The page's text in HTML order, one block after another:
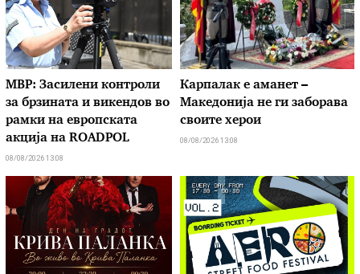
МВР: Засилени контроли
за брзината и викендов во
рамки на европската
акција на ROADPOL
08/08/2026 13:08
Карпалак е аманет –
Македонија не ги заборава
своите херои
08/08/2026 13:08